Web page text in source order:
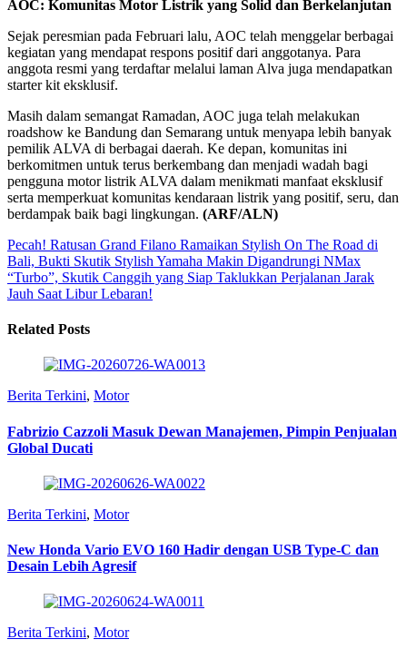
AOC: Komunitas Motor Listrik yang Solid dan Berkelanjutan
Sejak peresmian pada Februari lalu, AOC telah menggelar berbagai
kegiatan yang mendapat respons positif dari anggotanya. Para
anggota resmi yang terdaftar melalui laman Alva juga mendapatkan
starter kit eksklusif.
Masih dalam semangat Ramadan, AOC juga telah melakukan
roadshow ke Bandung dan Semarang untuk menyapa lebih banyak
pemilik ALVA di berbagai daerah. Ke depan, komunitas ini
berkomitmen untuk terus berkembang dan menjadi wadah bagi
pengguna motor listrik ALVA dalam menikmati manfaat eksklusif
serta memperkuat komunitas kendaraan listrik yang positif, seru, dan
berdampak baik bagi lingkungan. (ARF/ALN)
Pecah! Ratusan Grand Filano Ramaikan Stylish On The Road di
Bali, Bukti Skutik Stylish Yamaha Makin Digandrungi NMax
“Turbo”, Skutik Canggih yang Siap Taklukkan Perjalanan Jarak
Jauh Saat Libur Lebaran!
Related Posts
Berita Terkini, Motor
Fabrizio Cazzoli Masuk Dewan Manajemen, Pimpin Penjualan
Global Ducati
Berita Terkini, Motor
New Honda Vario EVO 160 Hadir dengan USB Type-C dan
Desain Lebih Agresif
Berita Terkini, Motor